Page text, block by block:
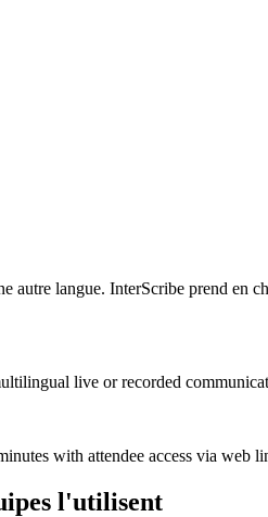
langue. InterScribe prend en
live or recorded
with attendee access via web
l'utilisent